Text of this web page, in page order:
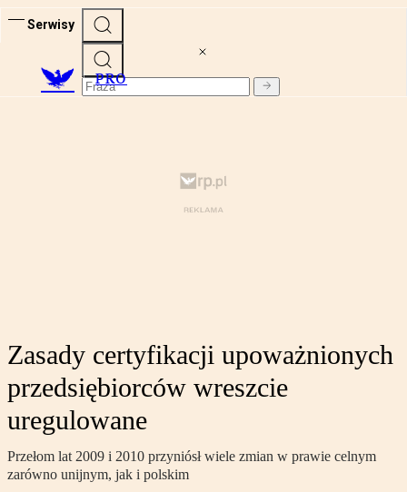
Serwisy
PRO
Zasady certyfikacji upoważnionych
przedsiębiorców wreszcie
uregulowane
Przełom lat 2009 i 2010 przyniósł wiele zmian w prawie celnym
zarówno unijnym, jak i polskim